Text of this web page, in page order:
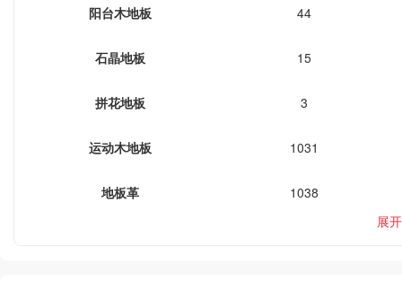
阳台木地板 44
石晶地板 15
拼花地板 3
运动木地板 1031
地板革
1038
展开